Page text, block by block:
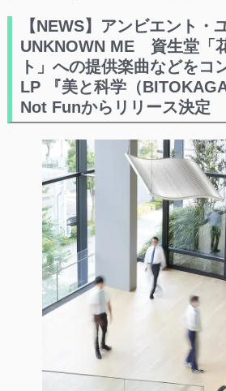
【NEWS】アンビエント・
UNKNOWN ME 資生堂「
ト」への提供楽曲などをコ
LP 『美と科学（
Not Funからリリース決定